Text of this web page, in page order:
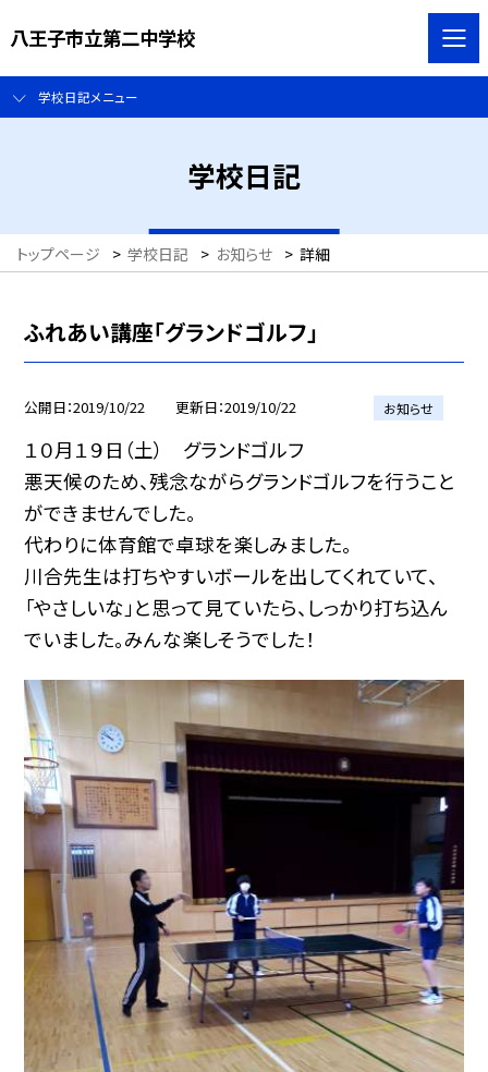
八王子市立第二中学校
学校日記メニュー
学校日記
トップページ > 学校日記 > お知らせ > 詳細
ふれあい講座「グランドゴルフ」
公開日 2019/10/22 更新日 2019/10/22 お知らせ
１０月１９日（土） グランドゴルフ
悪天候のため、残念ながらグランドゴルフを行うこと
ができませんでした。
代わりに体育館で卓球を楽しみました。
川合先生は打ちやすいボールを出してくれていて、
「やさしいな」と思って見ていたら、しっかり打ち込ん
でいました。みんな楽しそうでした！